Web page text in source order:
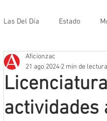
Las Del Día Estado
Que no se olvide
Mineros LNBP
actividades
Aficionzac
21 ago 2024 2 min de lectura